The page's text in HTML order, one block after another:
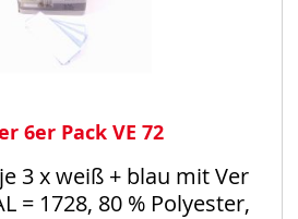
6er Pack VE 72
3 x weiß + blau mit Ver
= 1728, 80 % Polyester,